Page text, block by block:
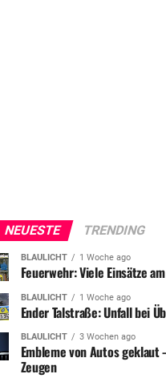
NEUESTE TRENDING
BLAULICHT 1 Woche ago
Feuerwehr: Viele Einsätze
BLAULICHT 1 Woche ago
Ender Talstraße: Unfall bei
BLAULICHT 3 Wochen ago
Embleme von Autos geklaut
Zeugen